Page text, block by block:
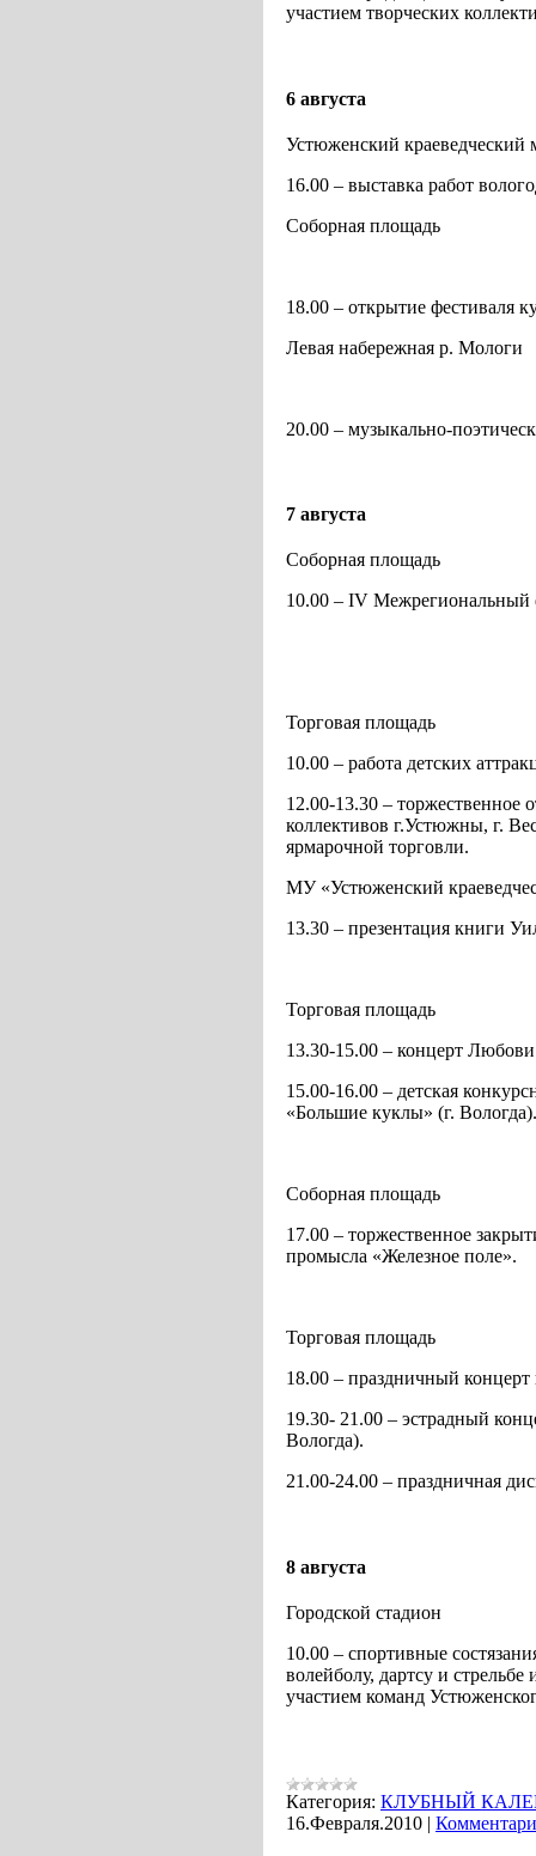
участием творческих
6 августа
Устюженский краеведческий
16.00 – выставка работ
Соборная площадь
18.00 – открытие фестиваля
Левая набережная р. Мологи
20.00 – музыкально-
7 августа
Соборная площадь
10.00 – IV Межрегиональный
Торговая площадь
10.00 – работа детских
12.00-13.30 – торжественное
коллективов г.Устюжны, г.
ярмарочной торговли.
МУ «Устюженский
13.30 – презентация книги
Торговая площадь
13.30-15.00 – концерт
15.00-16.00 – детская
«Большие куклы» (г. Вологда).
Соборная площадь
17.00 – торжественное
промысла «Железное поле».
Торговая площадь
18.00 – праздничный
19.30- 21.00 – эстрадный
Вологда).
21.00-24.00 – праздничная
8 августа
Городской стадион
10.00 – спортивные
волейболу, дартсу и
участием команд
Категория: КЛУБНЫЙ
16.Февраля.2010 |